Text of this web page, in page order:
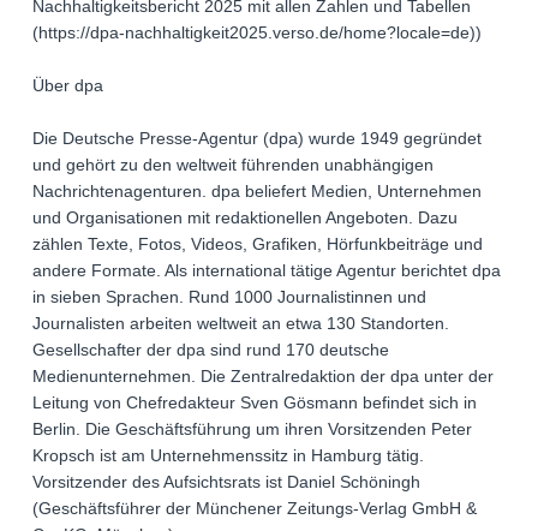
Nachhaltigkeitsbericht 2025 mit allen Zahlen und Tabellen
(https://dpa-nachhaltigkeit2025.verso.de/home?locale=de))
Über dpa
Die Deutsche Presse-Agentur (dpa) wurde 1949 gegründet
und gehört zu den weltweit führenden unabhängigen
Nachrichtenagenturen. dpa beliefert Medien, Unternehmen
und Organisationen mit redaktionellen Angeboten. Dazu
zählen Texte, Fotos, Videos, Grafiken, Hörfunkbeiträge und
andere Formate. Als international tätige Agentur berichtet dpa
in sieben Sprachen. Rund 1000 Journalistinnen und
Journalisten arbeiten weltweit an etwa 130 Standorten.
Gesellschafter der dpa sind rund 170 deutsche
Medienunternehmen. Die Zentralredaktion der dpa unter der
Leitung von Chefredakteur Sven Gösmann befindet sich in
Berlin. Die Geschäftsführung um ihren Vorsitzenden Peter
Kropsch ist am Unternehmenssitz in Hamburg tätig.
Vorsitzender des Aufsichtsrats ist Daniel Schöningh
(Geschäftsführer der Münchener Zeitungs-Verlag GmbH &